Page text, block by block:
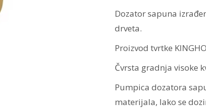
Dozator sapuna
drveta.
Proizvod tvrtke
Čvrsta gradnja visoke
Pumpica dozatora
materijala, lako se